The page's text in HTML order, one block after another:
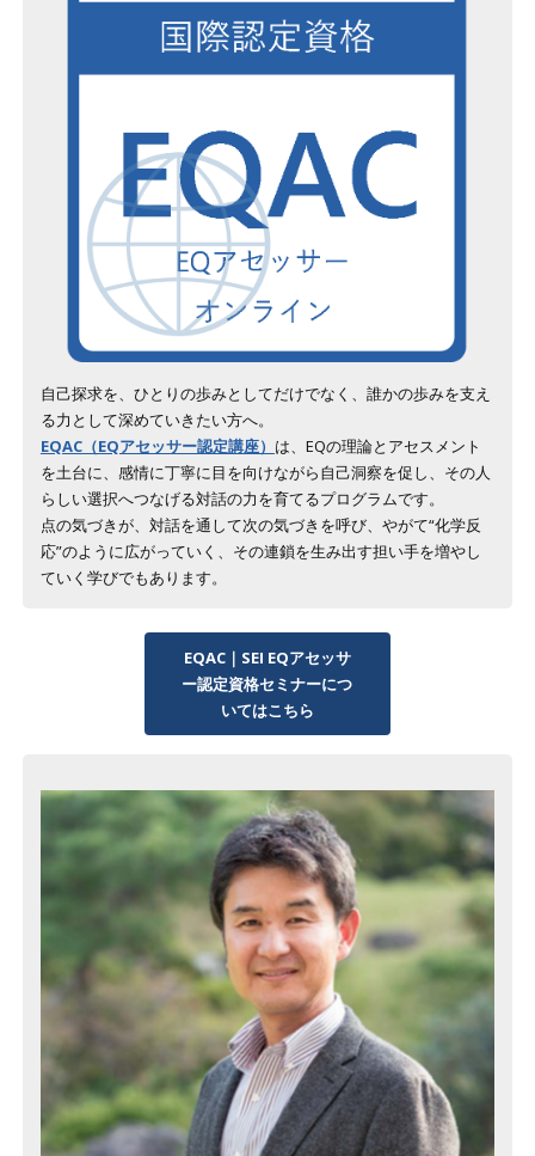
自己探求を、ひとりの歩みとしてだけでなく、誰かの歩みを支え
る力として深めていきたい方へ。
EQAC（EQアセッサー認定講座） は、EQの理論とアセスメント
を土台に、感情に丁寧に目を向けながら自己洞察を促し、その人
らしい選択へつなげる対話の力を育てるプログラムです。
点の気づきが、対話を通して次の気づきを呼び、やがて“化学反
応”のように広がっていく、その連鎖を生み出す担い手を増やし
ていく学びでもあります。
EQAC｜SEI EQアセッサ
ー認定資格セミナーにつ
いてはこちら